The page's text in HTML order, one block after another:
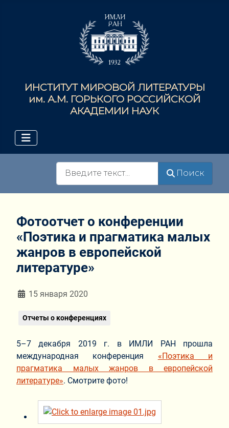
ИНСТИТУТ МИРОВОЙ ЛИТЕРАТУРЫ
им. А.М. ГОРЬКОГО РОССИЙСКОЙ
АКАДЕМИИ НАУК
Поиск
Фотоотчет о конференции
«Поэтика и прагматика малых
жанров в европейской
литературе»
Информация о материале
15 января 2020
Отчеты о конференциях
5–7 декабря 2019 г. в ИМЛИ РАН прошла
международная конференция «Поэтика и
прагматика малых жанров в европейской
литературе». Смотрите фото!